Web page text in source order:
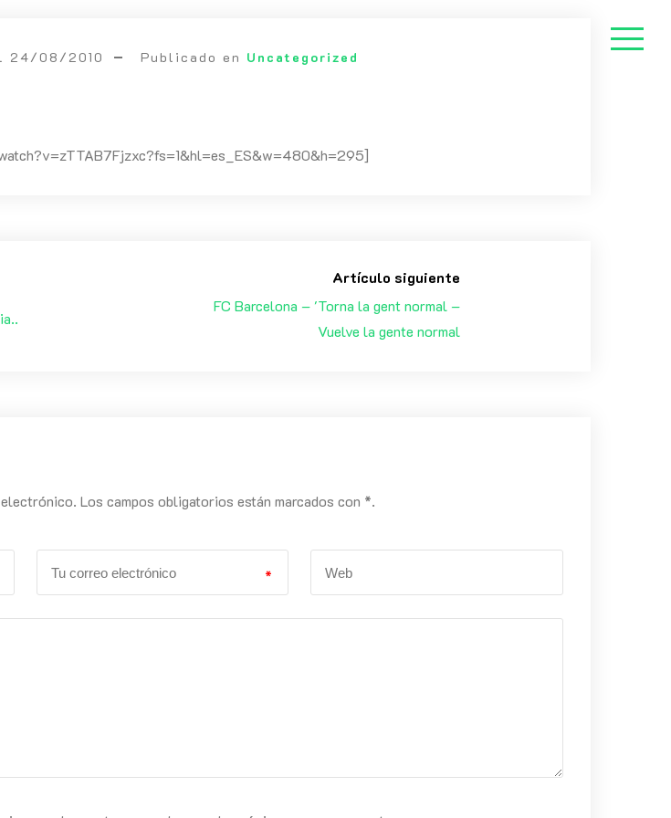
24/08/2010 Publicado en Uncategorized
Artículo siguiente
FC Barcelona – 'Torna la gent normal –
Vuelve la gente normal
Los campos obligatorios están marcados con *.
*